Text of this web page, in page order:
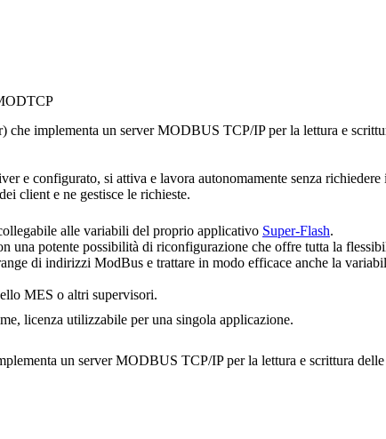
implementa un server MODBUS TCP/IP per la lettura e
e configurato, si attiva e lavora autonomamente senza richiedere
client e ne gestisce le richieste.
alle variabili del proprio applicativo Super-Flash.
una potente possibilità di riconfigurazione che offre tutta la
di indirizzi ModBus e trattare in modo efficace anche la
MES o altri supervisori.
licenza utilizzabile per una singola applicazione.
un server MODBUS TCP/IP per la lettura e scrittura